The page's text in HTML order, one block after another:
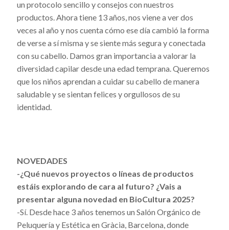
un protocolo sencillo y consejos con nuestros
productos. Ahora tiene 13 años, nos viene a ver dos
veces al año y nos cuenta cómo ese día cambió la forma
de verse a sí misma y se siente más segura y conectada
con su cabello. Damos gran importancia a valorar la
diversidad capilar desde una edad temprana. Queremos
que los niños aprendan a cuidar su cabello de manera
saludable y se sientan felices y orgullosos de su
identidad.
NOVEDADES
-¿Qué nuevos proyectos o líneas de productos
estáis explorando de cara al futuro? ¿Vais a
presentar alguna novedad en BioCultura 2025?
-Sí. Desde hace 3 años tenemos un Salón Orgánico de
Peluquería y Estética en Gràcia, Barcelona, donde